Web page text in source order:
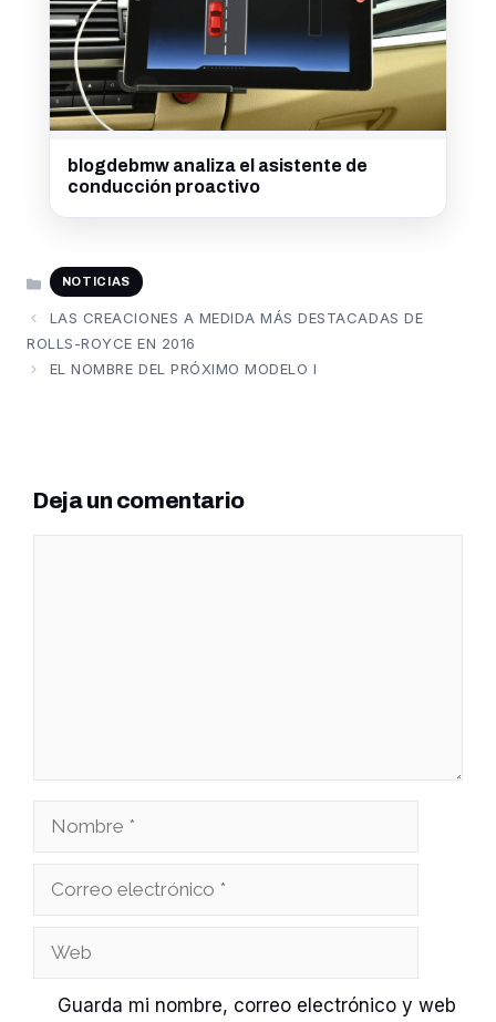
blogdebmw analiza el asistente de
conducción proactivo
CATEGORÍAS
NOTICIAS
LAS CREACIONES A MEDIDA MÁS DESTACADAS DE
ROLLS-ROYCE EN 2016
EL NOMBRE DEL PRÓXIMO MODELO I
Deja un comentario
Nombre
Correo
Web
Guarda mi nombre, correo electrónico y web